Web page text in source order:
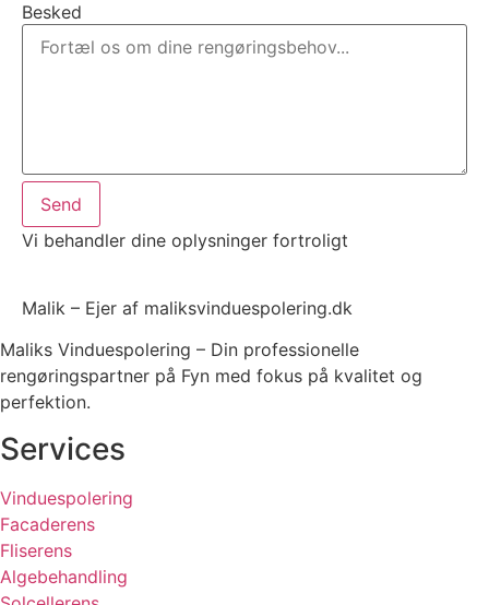
Besked
Send
Vi behandler dine oplysninger fortroligt
Malik – Ejer af maliksvinduespolering.dk
Maliks Vinduespolering – Din professionelle
rengøringspartner på Fyn med fokus på kvalitet og
perfektion.
Services
Vinduespolering
Facaderens
Fliserens
Algebehandling